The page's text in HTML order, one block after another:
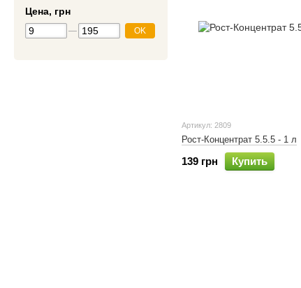
Артикул: 2809
Рост-Концентрат 5.5.5 - 1 л
139 грн Купить
Цена, грн
OK